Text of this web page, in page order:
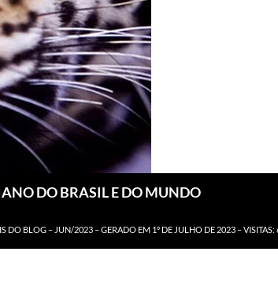
DO BRASIL E DO MUNDO
DO BLOG – JUN/2023 – GERADO EM 1º DE JULHO DE 2023 –